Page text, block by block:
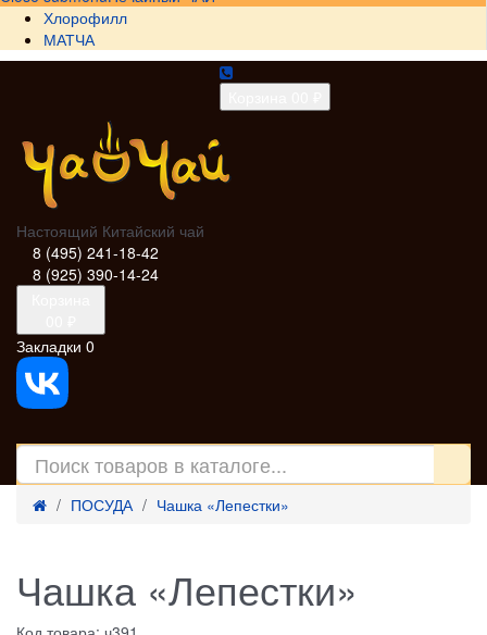
Хлорофилл
МАТЧА
Настоящий Китайский чай
8 (495) 241-18-42
8 (925) 390-14-24
Закладки 0
ПОСУДА Чашка «Лепестки»
Чашка «Лепестки»